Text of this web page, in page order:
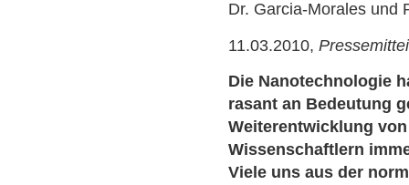
Dr. Garcia-Morales und
11.03.2010,
Die Nanotechnologie
rasant an Bedeutung
Weiterentwicklung
Wissenschaftlern
Viele uns aus der